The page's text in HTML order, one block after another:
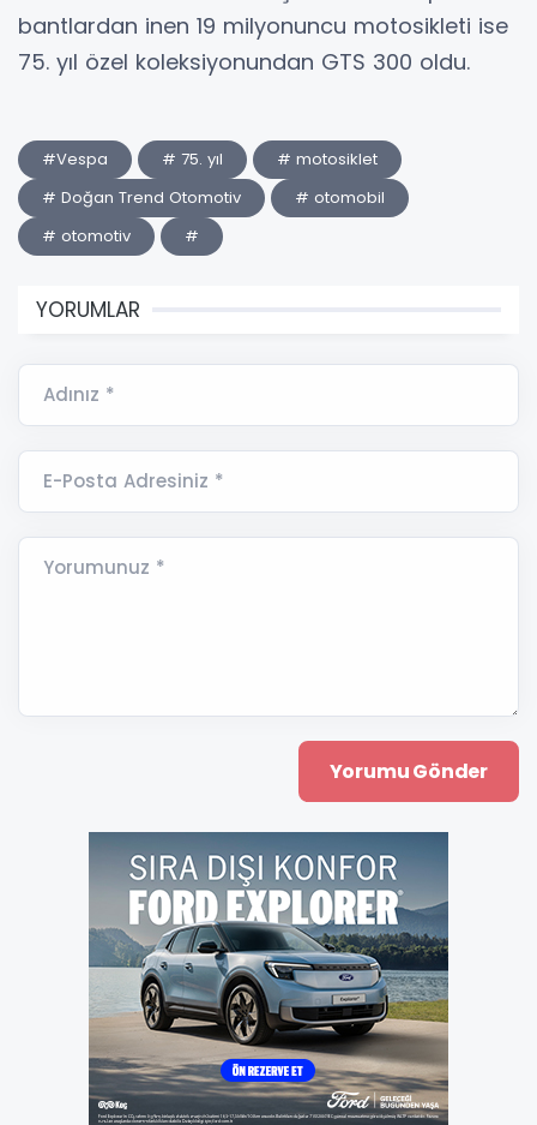
bantlardan inen 19 milyonuncu motosikleti ise
75. yıl özel koleksiyonundan GTS 300 oldu.
#Vespa # 75. yıl
# motosiklet
# Doğan Trend Otomotiv
# otomobil
# otomotiv
#
YORUMLAR
Adınız *
E-Posta Adresiniz *
Yorumunuz *